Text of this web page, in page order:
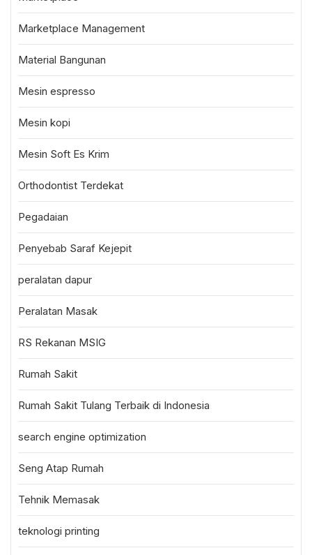
Marketplace Management
Material Bangunan
Mesin espresso
Mesin kopi
Mesin Soft Es Krim
Orthodontist Terdekat
Pegadaian
Penyebab Saraf Kejepit
peralatan dapur
Peralatan Masak
RS Rekanan MSIG
Rumah Sakit
Rumah Sakit Tulang Terbaik di Indonesia
search engine optimization
Seng Atap Rumah
Tehnik Memasak
teknologi printing